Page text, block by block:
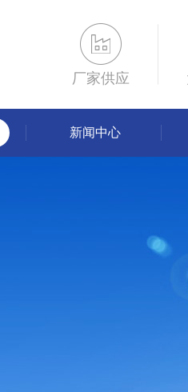
厂家供应
新闻中心